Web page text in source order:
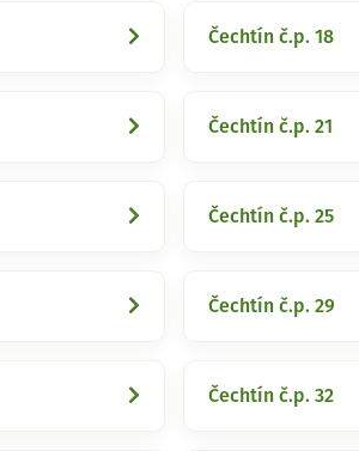
Čechtín č.p. 18
Čechtín č.p. 21
Čechtín č.p. 25
Čechtín č.p. 29
Čechtín č.p. 32